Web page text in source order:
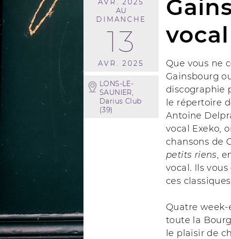
AVR. 2025
AU
DIMANCHE
13
AVR. 2025
LONS-LE-
SAUNIER,
Darius Club
(39)
vocal
Que vous ne
Gainsbourg
discographie
le répertoire
Antoine
vocal Exeko,
chansons de
petits riens,
vocal. Ils
ces
Quatre week-
toute la
le plaisir de